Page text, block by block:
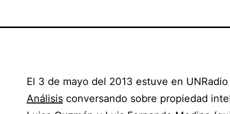
El 3 de mayo del 2013 estuve en
Análisis conversando sobre propiedad